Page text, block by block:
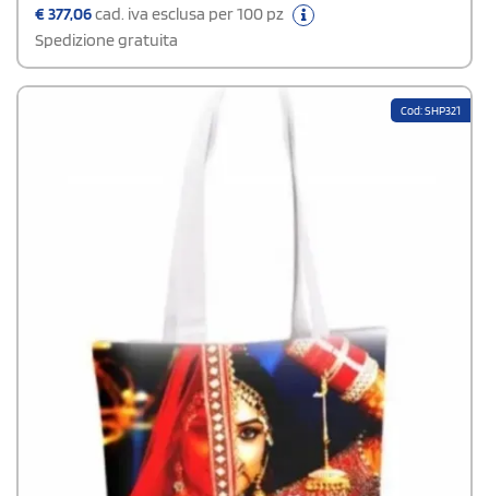
disponibili sono bianco e natural. Sono arricchite dalla cucitura
artigianale. Sono ideali come gadget per negozi o aziende.
€377,06cad. iva esclusa per 100 pz
Spedizione gratuita
Cod: SHP321